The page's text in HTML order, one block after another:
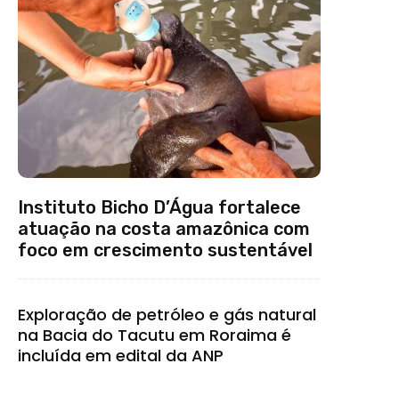
Instituto Bicho D’Água fortalece
atuação na costa amazônica com
foco em crescimento sustentável
Exploração de petróleo e gás natural
na Bacia do Tacutu em Roraima é
incluída em edital da ANP